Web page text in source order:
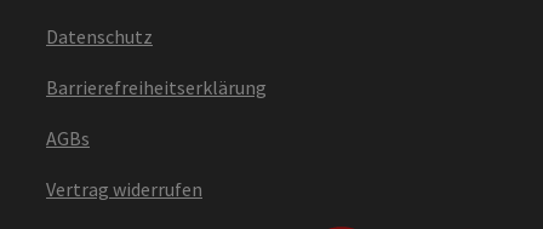
Datenschutz
Barrierefreiheitserklärung
AGBs
Vertrag widerrufen